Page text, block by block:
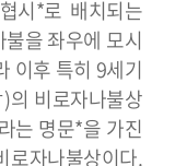
시*로 배치되는
을 좌우에 모시
이후 특히 9세기
의 비로자나불상
는 명문*을 가진
자나불상이다.